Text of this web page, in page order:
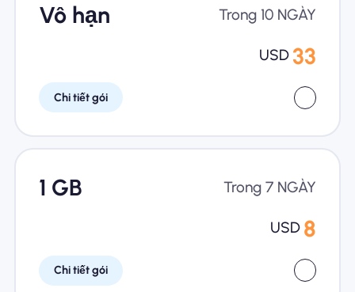
Vô hạn Trong 10 NGÀY
USD 33
Chi tiết gói
1 GB Trong 7 NGÀY
USD 8
Chi tiết gói